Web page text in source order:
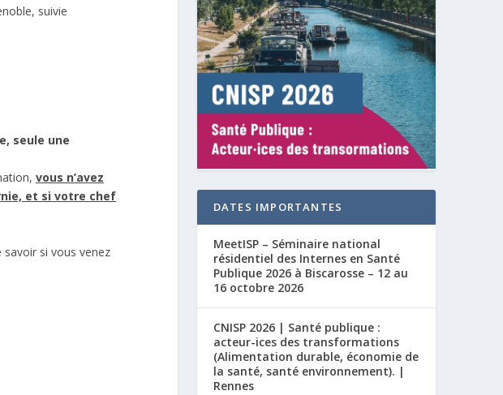
suivie
seule une
vous n’avez
et si votre chef
si vous venez
DATES IMPORTANTES
MeetISP – Séminaire national
résidentiel des Internes en Santé
Publique 2026 à Biscarosse – 12 au
16 octobre 2026
CNISP 2026 | Santé publique :
acteur-ices des transformations
(Alimentation durable, économie de
la santé, santé environnement). |
Rennes